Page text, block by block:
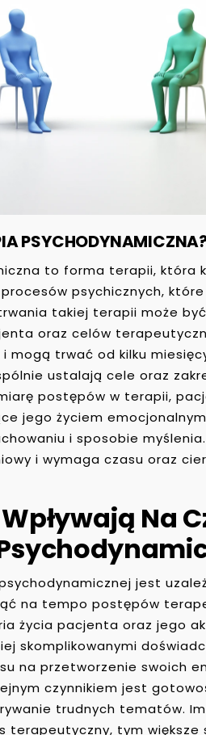
to forma terapii, która
psychicznych,
takiej terapii może
oraz celów
mogą trwać od kilku
ustalają cele oraz
postępów w terapii,
jego życiem
i sposobie
i wymaga czasu oraz
Na
jest
na tempo postępów
życia pacjenta oraz jego
skomplikowanymi
na przetworzenie swoich
czynnikiem jest
trudnych tematów.
terapeutyczny, tym większe